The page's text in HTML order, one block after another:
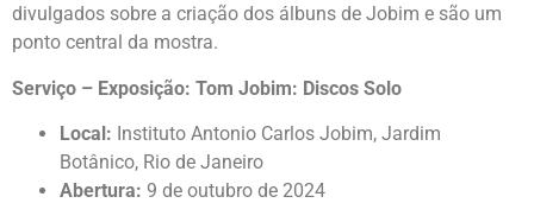
divulgados sobre a criação dos álbuns de Jobim e são um
ponto central da mostra.
Serviço – Exposição: Tom Jobim: Discos Solo
Local: Instituto Antonio Carlos Jobim, Jardim
Botânico, Rio de Janeiro
Abertura: 9 de outubro de 2024